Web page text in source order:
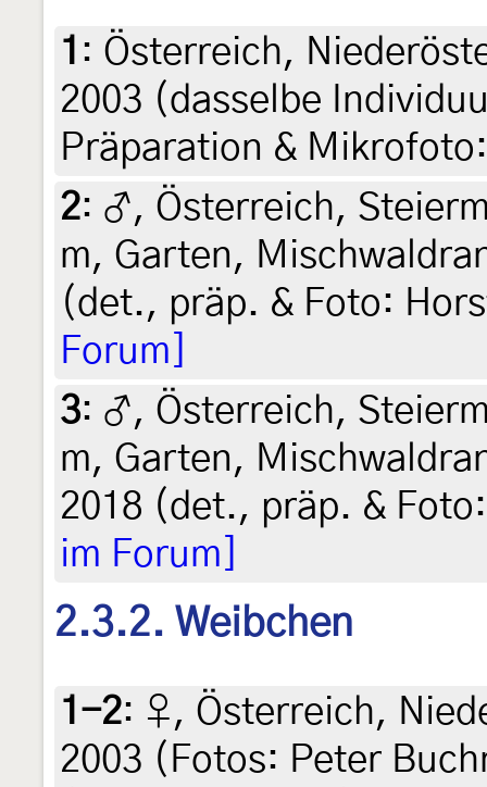
1 : Österreich,
2003 (dasselbe
Präparation &
2: ♂, Österreich,
m, Garten,
(det., präp. & Foto:
Forum]
3: ♂, Österreich,
m, Garten,
2018 (det., präp. &
im Forum]
2.3.2. Weibchen
1-2: ♀, Österreich,
2003 (Fotos: Peter